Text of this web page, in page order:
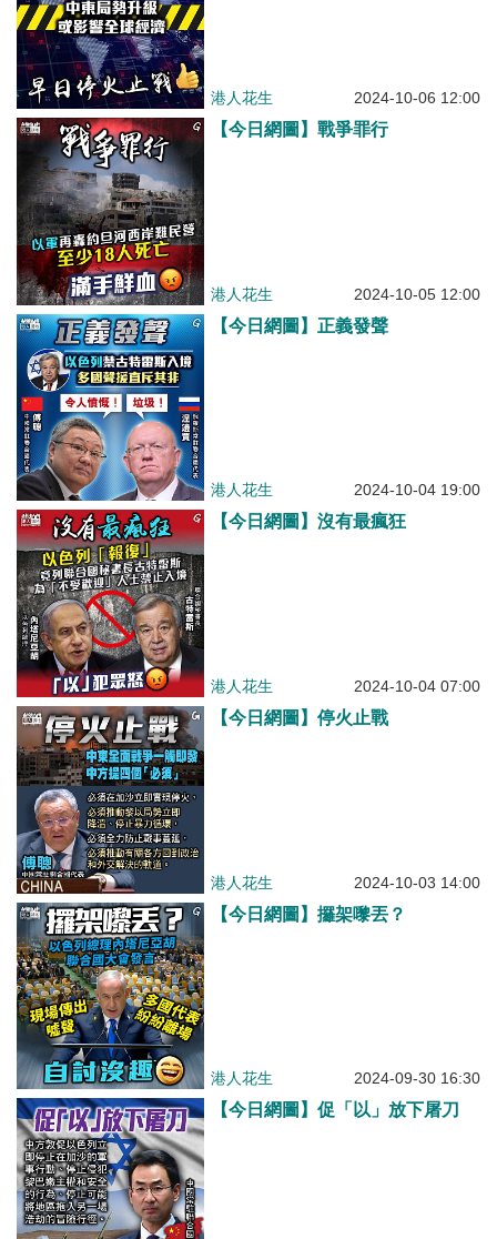
港人花生 2024-10-06 12:00
【今日網圖】戰爭罪行
港人花生 2024-10-05 12:00
【今日網圖】正義發聲
港人花生 2024-10-04 19:00
【今日網圖】沒有最瘋狂
港人花生 2024-10-04 07:00
【今日網圖】停火止戰
港人花生 2024-10-03 14:00
【今日網圖】攞架嚟丟？
港人花生 2024-09-30 16:30
【今日網圖】促「以」放下屠刀